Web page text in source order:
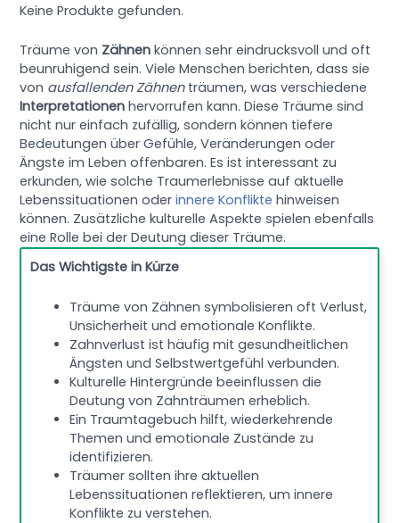
Keine Produkte gefunden.
Träume von Zähnen können sehr eindrucksvoll und oft
beunruhigend sein. Viele Menschen berichten, dass sie
von ausfallenden Zähnenträumen, was verschiedene
Interpretationen hervorrufen kann. Diese Träume sind
nicht nur einfach zufällig, sondern können tiefere
Bedeutungen über Gefühle, Veränderungen oder
Ängste im Leben offenbaren. Es ist interessant zu
erkunden, wie solche Traumerlebnisse auf aktuelle
Lebenssituationen oderinnere Konflikte hinweisen
können. Zusätzliche kulturelle Aspekte spielen ebenfalls
eine Rolle bei der Deutung dieser Träume.
Das Wichtigste in Kürze
Träume von Zähnen symbolisieren oft Verlust,
Unsicherheit und emotionale Konflikte.
Zahnverlust ist häufig mit gesundheitlichen
Ängsten und Selbstwertgefühl verbunden.
Kulturelle Hintergründe beeinflussen die
Deutung von Zahnträumen erheblich.
Ein Traumtagebuch hilft, wiederkehrende
Themen und emotionale Zustände zu
identifizieren.
Träumer sollten ihre aktuellen
Lebenssituationen reflektieren, um innere
Konflikte zu verstehen.